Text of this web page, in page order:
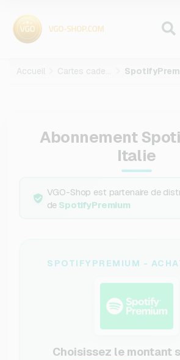
Accueil Cartes cadeaux
Abonnement
Italie
VGO-Shop est partenaire de
de SpotifyPremium
SPOTIFYPREMIUM -
Choisissez le montant